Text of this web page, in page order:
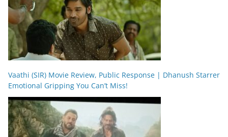
Vaathi (SIR) Movie Review, Public Response | Dhanush Starrer
Emotional Gripping You Can’t Miss!